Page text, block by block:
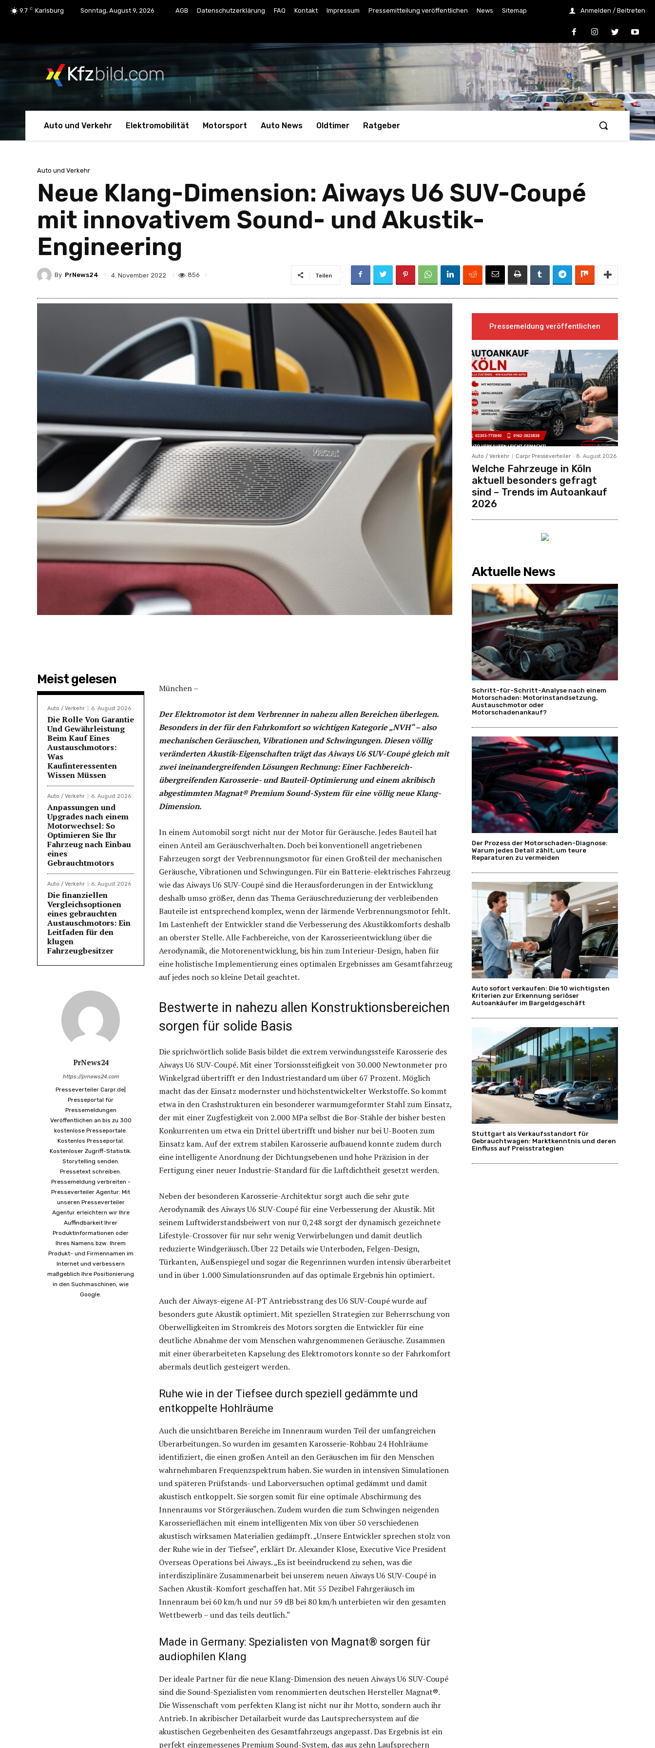
9.7 C Karlsburg Sonntag, August 9, 2026 AGB Datenschutzerklärung FAQ Kontakt Impressum Pressemitteilung veröffentlichen News Sitemap Anmelden / Beitreten
Kfzbild.com
Auto und Verkehr Elektromobilität Motorsport Auto News Oldtimer Ratgeber
Auto und Verkehr
Neue Klang-Dimension: Aiways U6 SUV-Coupé
mit innovativem Sound- und Akustik-
Engineering
By PrNews24 4. November 2022 856 Teilen
Meist gelesen
Auto / Verkehr 6. August 2026
Die Rolle Von Garantie
Und Gewährleistung
Beim Kauf Eines
Austauschmotors:
Was
Kaufinteressenten
Wissen Müssen
Auto / Verkehr 6. August 2026
Anpassungen und
Upgrades nach einem
Motorwechsel: So
Optimieren Sie Ihr
Fahrzeug nach Einbau
eines
Gebrauchtmotors
Auto / Verkehr 6. August 2026
Die finanziellen
Vergleichsoptionen
eines gebrauchten
Austauschmotors: Ein
Leitfaden für den
klugen
Fahrzeugbesitzer
PrNews24
https://prnews24.com
Presseverteiler Carpr.de|
Presseportal für
Pressemeldungen
Veröffentlichen an bis zu 300
kostenlose Presseportale.
Kostenlos Presseportal.
Kostenloser Zugriff-Statistik.
Storytelling senden.
Pressetext schreiben.
Pressemeldung verbreiten -
Presseverteiler Agentur: Mit
unseren Presseverteiler
Agentur erleichtern wir Ihre
Auffindbarkeit Ihrer
Produktinformationen oder
Ihres Namens bzw. Ihrem
Produkt- und Firmennamen im
Internet und verbessern
maßgeblich Ihre Positionierung
in den Suchmaschinen, wie
Google.
München –
Der Elektromotor ist dem Verbrenner in nahezu allen Bereichen überlegen.
Besonders in der für den Fahrkomfort so wichtigen Kategorie „NVH“ – also
mechanischen Geräuschen, Vibrationen und Schwingungen. Diesen völlig
veränderten Akustik-Eigenschaften trägt das Aiways U6 SUV-Coupé gleich mit
zwei ineinandergreifenden Lösungen Rechnung: Einer Fachbereich-
übergreifenden Karosserie- und Bauteil-Optimierung und einem akribisch
abgestimmten Magnat® Premium Sound-System für eine völlig neue Klang-
Dimension.
In einem Automobil sorgt nicht nur der Motor für Geräusche. Jedes Bauteil hat
einen Anteil am Geräuschverhalten. Doch bei konventionell angetriebenen
Fahrzeugen sorgt der Verbrennungsmotor für einen Großteil der mechanischen
Geräusche, Vibrationen und Schwingungen. Für ein Batterie-elektrisches Fahrzeug
wie das Aiways U6 SUV-Coupé sind die Herausforderungen in der Entwicklung
deshalb umso größer, denn das Thema Geräuschreduzierung der verbleibenden
Bauteile ist entsprechend komplex, wenn der lärmende Verbrennungsmotor fehlt.
Im Lastenheft der Entwickler stand die Verbesserung des Akustikkomforts deshalb
an oberster Stelle. Alle Fachbereiche, von der Karosserieentwicklung über die
Aerodynamik, die Motorenentwicklung, bis hin zum Interieur-Design, haben für
eine holistische Implementierung eines optimalen Ergebnisses am Gesamtfahrzeug
auf jedes noch so kleine Detail geachtet.
Bestwerte in nahezu allen Konstruktionsbereichen
sorgen für solide Basis
Die sprichwörtlich solide Basis bildet die extrem verwindungssteife Karosserie des
Aiways U6 SUV-Coupé. Mit einer Torsionssteifigkeit von 30.000 Newtonmeter pro
Winkelgrad übertrifft er den Industriestandard um über 67 Prozent. Möglich
macht das der Einsatz modernster und höchstentwickelter Werkstoffe. So kommt
etwa in den Crashstrukturen ein besonderer warmumgeformter Stahl zum Einsatz,
der mit einer Zugfestigkeit von 2.000 MPa selbst die Bor-Stähle der bisher besten
Konkurrenten um etwa ein Drittel übertrifft und bisher nur bei U-Booten zum
Einsatz kam. Auf der extrem stabilen Karosserie aufbauend konnte zudem durch
eine intelligente Anordnung der Dichtungsebenen und hohe Präzision in der
Fertigung einer neuer Industrie-Standard für die Luftdichtheit gesetzt werden.
Neben der besonderen Karosserie-Architektur sorgt auch die sehr gute
Aerodynamik des Aiways U6 SUV-Coupé für eine Verbesserung der Akustik. Mit
seinem Luftwiderstandsbeiwert von nur 0,248 sorgt der dynamisch gezeichnete
Lifestyle-Crossover für nur sehr wenig Verwirbelungen und damit deutlich
reduzierte Windgeräusch. Über 22 Details wie Unterboden, Felgen-Design,
Türkanten, Außenspiegel und sogar die Regenrinnen wurden intensiv überarbeitet
und in über 1.000 Simulationsrunden auf das optimale Ergebnis hin optimiert.
Auch der Aiways-eigene AI-PT Antriebsstrang des U6 SUV-Coupé wurde auf
besonders gute Akustik optimiert. Mit speziellen Strategien zur Beherrschung von
Oberwelligkeiten im Stromkreis des Motors sorgten die Entwickler für eine
deutliche Abnahme der vom Menschen wahrgenommenen Geräusche. Zusammen
mit einer überarbeiteten Kapselung des Elektromotors konnte so der Fahrkomfort
abermals deutlich gesteigert werden.
Ruhe wie in der Tiefsee durch speziell gedämmte und
entkoppelte Hohlräume
Auch die unsichtbaren Bereiche im Innenraum wurden Teil der umfangreichen
Überarbeitungen. So wurden im gesamten Karosserie-Rohbau 24 Hohlräume
identifiziert, die einen großen Anteil an den Geräuschen im für den Menschen
wahrnehmbaren Frequenzspektrum haben. Sie wurden in intensiven Simulationen
und späteren Prüfstands- und Laborversuchen optimal gedämmt und damit
akustisch entkoppelt. Sie sorgen somit für eine optimale Abschirmung des
Innenraums vor Störgeräuschen. Zudem wurden die zum Schwingen neigenden
Karosserieflächen mit einem intelligenten Mix von über 50 verschiedenen
akustisch wirksamen Materialien gedämpft. „Unsere Entwickler sprechen stolz von
der Ruhe wie in der Tiefsee“, erklärt Dr. Alexander Klose, Executive Vice President
Overseas Operations bei Aiways. „Es ist beeindruckend zu sehen, was die
interdisziplinäre Zusammenarbeit bei unserem neuen Aiways U6 SUV-Coupé in
Sachen Akustik-Komfort geschaffen hat. Mit 55 Dezibel Fahrgeräusch im
Innenraum bei 60 km/h und nur 59 dB bei 80 km/h unterbieten wir den gesamten
Wettbewerb – und das teils deutlich.“
Made in Germany: Spezialisten von Magnat® sorgen für
audiophilen Klang
Der ideale Partner für die neue Klang-Dimension des neuen Aiways U6 SUV-Coupé
sind die Sound-Spezialisten vom renommierten deutschen Hersteller Magnat®.
Die Wissenschaft vom perfekten Klang ist nicht nur ihr Motto, sondern auch ihr
Antrieb. In akribischer Detailarbeit wurde das Lautsprechersystem auf die
akustischen Gegebenheiten des Gesamtfahrzeugs angepasst. Das Ergebnis ist ein
perfekt eingemessenes Premium Sound-System, das aus zehn Laufsprechern
Pressemeldung veröffentlichen
Auto / Verkehr Carpr Presseverteiler - 8. August 2026
Welche Fahrzeuge in Köln
aktuell besonders gefragt
sind – Trends im Autoankauf
2026
Aktuelle News
Schritt-für-Schritt-Analyse nach einem
Motorschaden: Motorinstandsetzung,
Austauschmotor oder
Motorschadenankauf?
Der Prozess der Motorschaden-Diagnose:
Warum jedes Detail zählt, um teure
Reparaturen zu vermeiden
Auto sofort verkaufen: Die 10 wichtigsten
Kriterien zur Erkennung seriöser
Autoankäufer im Bargeldgeschäft
Stuttgart als Verkaufsstandort für
Gebrauchtwagen: Marktkenntnis und deren
Einfluss auf Preisstrategien